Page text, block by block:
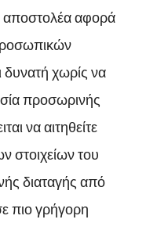
αποστολέα αφορά
χωρίς να
προσωρινής
να αιτηθείτε
στοιχείων του
διαταγής από
πιο γρήγορη